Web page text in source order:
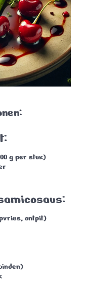
g per stuk)
ontpit)